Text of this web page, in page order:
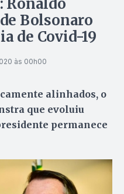
Ronaldo
Bolsonaro
de Covid-19
às 00h00
alinhados, o
que evoluiu
permanece